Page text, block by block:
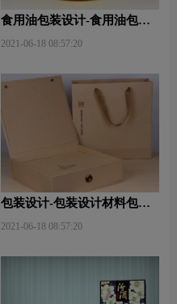
食用油包装设计-食用油包装
2021-06-18 08:57:20
包装设计-包装设计材料包含
2021-06-18 08:57:20